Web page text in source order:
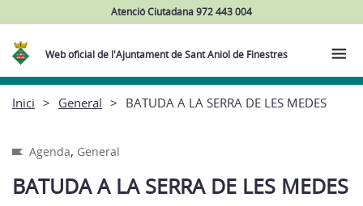
Atenció Ciutadana 972 443 004
Web oficial de l'Ajuntament de Sant Aniol de Finestres
Inici General BATUDA A LA SERRA DE LES MEDES
Agenda, General
BATUDA A LA SERRA DE LES MEDES